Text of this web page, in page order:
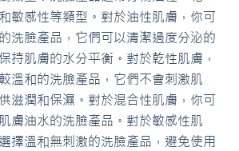
敏感性等類型。對於油性肌膚，你可
洗臉產品，它們可以清潔過度分泌的
持肌膚的水分平衡。對於乾性肌膚，
溫和的洗臉產品，它們不會刺激肌
滋潤和保濕。對於混合性肌膚，你可
膚油水的洗臉產品。對於敏感性肌
擇溫和無刺激的洗臉產品，避免使用